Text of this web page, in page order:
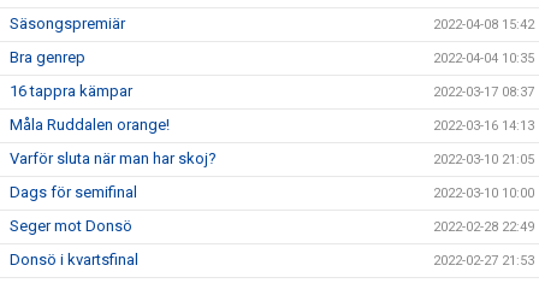
Säsongspremiär 2022-04-08 15:42
Bra genrep 2022-04-04 10:35
16 tappra kämpar 2022-03-17 08:37
Måla Ruddalen orange! 2022-03-16 14:13
Varför sluta när man har skoj? 2022-03-10 21:05
Dags för semifinal 2022-03-10 10:00
Seger mot Donsö 2022-02-28 22:49
Donsö i kvartsfinal 2022-02-27 21:53